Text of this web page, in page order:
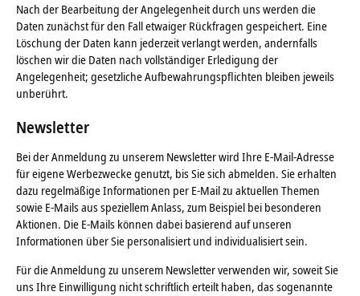
Nach der Bearbeitung der Angelegenheit durch uns werden die
Daten zunächst für den Fall etwaiger Rückfragen gespeichert. Eine
Löschung der Daten kann jederzeit verlangt werden, andernfalls
löschen wir die Daten nach vollständiger Erledigung der
Angelegenheit; gesetzliche Aufbewahrungspflichten bleiben jeweils
unberührt.
Newsletter
Bei der Anmeldung zu unserem Newsletter wird Ihre E-Mail-Adresse
für eigene Werbezwecke genutzt, bis Sie sich abmelden. Sie erhalten
dazu regelmäßige Informationen per E-Mail zu aktuellen Themen
sowie E-Mails aus speziellem Anlass, zum Beispiel bei besonderen
Aktionen. Die E-Mails können dabei basierend auf unseren
Informationen über Sie personalisiert und individualisiert sein.
Für die Anmeldung zu unserem Newsletter verwenden wir, soweit Sie
uns Ihre Einwilligung nicht schriftlich erteilt haben, das sogenannte